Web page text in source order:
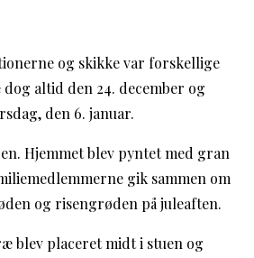
og skikke var forskellige
altid den 24. december og
den 6. januar.
Hjemmet blev pyntet med gran
gik sammen om
og risengrøden på juleaften.
blev placeret midt i stuen og